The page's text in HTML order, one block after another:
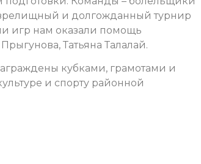
и долгожданный турнир
игр нам оказали помощь
Татьяна Талалай.
кубками, грамотами и
и спорту районной